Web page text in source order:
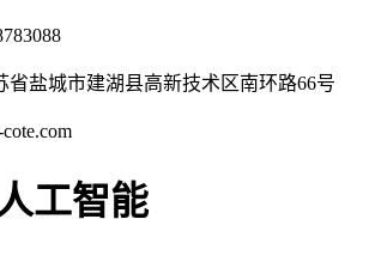
省盐城市建湖县高新技术区南环路66号
工智能